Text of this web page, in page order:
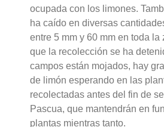
ocupada con los limones.
ha caído en diversas
entre 5 mm y 60 mm en toda la
que la recolección se ha
campos están mojados, hay
de limón esperando en las
recolectadas antes del fin de
Pascua, que mantendrán en
plantas mientras tanto.